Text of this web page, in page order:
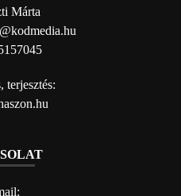
Márta
terjesztés: